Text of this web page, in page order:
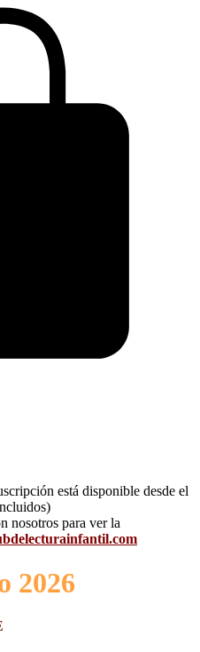
está disponible desde el
nosotros para ver la
2026